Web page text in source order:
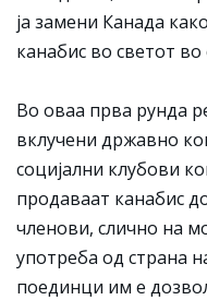
ја замени Канада
канабис во светот во
Во оваа прва рунда
вклучени државно
социјални клубови
продаваат канабис
членови, слично на
употреба од страна
поединци им е